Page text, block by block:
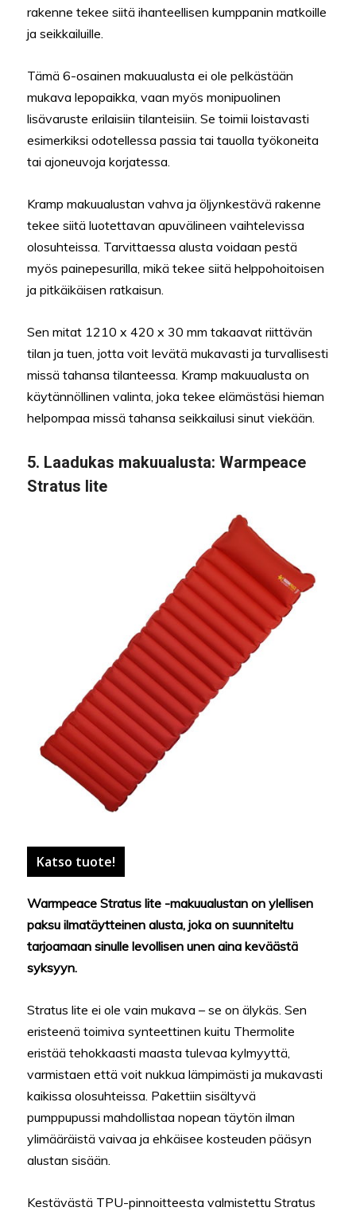
rakenne tekee siitä ihanteellisen kumppanin matkoille
ja seikkailuille.
Tämä 6-osainen makuualusta ei ole pelkästään
mukava lepopaikka, vaan myös monipuolinen
lisävaruste erilaisiin tilanteisiin. Se toimii loistavasti
esimerkiksi odotellessa passia tai tauolla työkoneita
tai ajoneuvoja korjatessa.
Kramp makuualustan vahva ja öljynkestävä rakenne
tekee siitä luotettavan apuvälineen vaihtelevissa
olosuhteissa. Tarvittaessa alusta voidaan pestä
myös painepesurilla, mikä tekee siitä helppohoitoisen
ja pitkäikäisen ratkaisun.
Sen mitat 1210 x 420 x 30 mm takaavat riittävän
tilan ja tuen, jotta voit levätä mukavasti ja turvallisesti
missä tahansa tilanteessa. Kramp makuualusta on
käytännöllinen valinta, joka tekee elämästäsi hieman
helpompaa missä tahansa seikkailusi sinut viekään.
5. Laadukas makuualusta: Warmpeace
Stratus lite
Katso tuote!
Warmpeace Stratus lite -makuualustan on ylellisen
paksu ilmatäytteinen alusta, joka on suunniteltu
tarjoamaan sinulle levollisen unen aina keväästä
syksyyn.
Stratus lite ei ole vain mukava – se on älykäs. Sen
eristeenä toimiva synteettinen kuitu Thermolite
eristää tehokkaasti maasta tulevaa kylmyyttä,
varmistaen että voit nukkua lämpimästi ja mukavasti
kaikissa olosuhteissa. Pakettiin sisältyvä
pumppupussi mahdollistaa nopean täytön ilman
ylimääräistä vaivaa ja ehkäisee kosteuden pääsyn
alustan sisään.
Kestävästä TPU-pinnoitteesta valmistettu Stratus